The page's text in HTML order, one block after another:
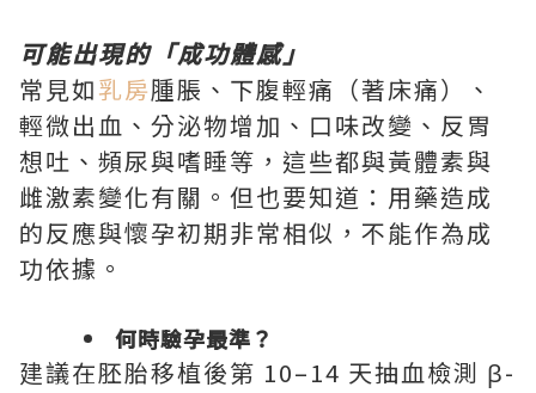
可能出現的「成功體感」
常見如乳房腫脹、下腹輕痛（著床痛）、
輕微出血、分泌物增加、口味改變、反胃
想吐、頻尿與嗜睡等，這些都與黃體素與
雌激素變化有關。但也要知道：用藥造成
的反應與懷孕初期非常相似，不能作為成
功依據。
何時驗孕最準？
建議在胚胎移植後第 10–14 天抽血檢測 β-